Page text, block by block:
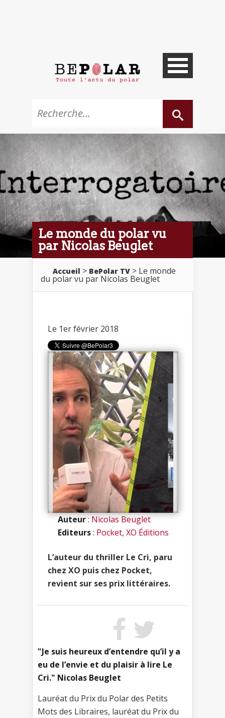
Le monde du polar vu
par Nicolas Beuglet
Accueil > BePolar TV > Le monde
du polar vu par Nicolas Beuglet
Le 1er février 2018
Auteur:Nicolas Beuglet
Editeurs: Pocket, XO Éditions
L’auteur du thriller Le Cri, paru
chez XO puis chez Pocket,
revient sur ses prix littéraires.
"Je suis heureux d’entendre qu’il y a
eu de l’envie et du plaisir à lire Le
Cri." Nicolas Beuglet
Lauréat du Prix du Polar des Petits
Mots des Libraires, lauréat du Prix du